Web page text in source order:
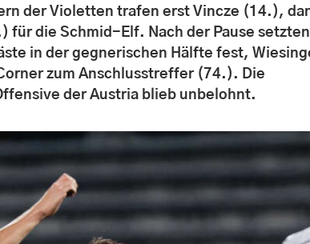
der Violetten trafen erst Vincze (14.),
für die Schmid-Elf. Nach der Pause setzten
in der gegnerischen Hälfte fest,
zum Anschlusstreffer (74.). Die
der Austria blieb unbelohnt.